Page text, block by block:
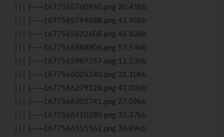
| | | ├──1677565760950.png 20.41kb
| | | ├──1677565794888.png 41.90kb
| | | ├──1677565822608.png 46.82kb
| | | ├──1677565888806.png 57.54kb
| | | ├──1677565989257.png 11.13kb
| | | ├──1677566026340.png 21.10kb
| | | ├──1677566279128.png 41.00kb
| | | ├──1677566302741.png 27.09kb
| | | ├──1677566410280.png 32.37kb
| | | ├──1677566555561.png 36.89kb